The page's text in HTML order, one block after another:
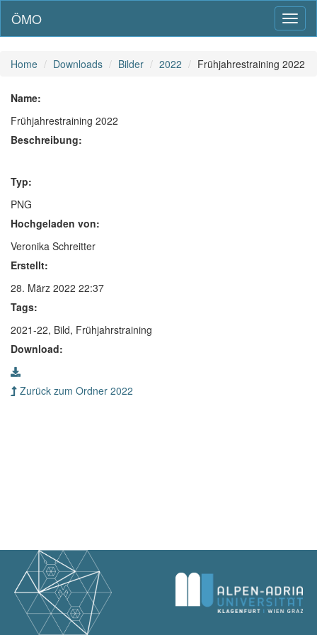
ÖMO
Home Downloads Bilder 2022 Frühjahrestraining 2022
Name:
Frühjahrestraining 2022
Beschreibung:
Typ:
PNG
Hochgeladen von:
Veronika Schreitter
Erstellt:
28. März 2022 22:37
Tags:
2021-22, Bild, Frühjahrstraining
Download:
Zurück zum Ordner 2022